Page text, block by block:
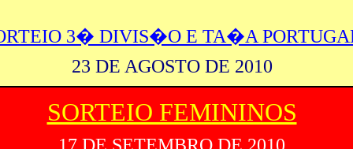
3� DIVIS�O E TA�A
23 DE AGOSTO DE 2010
SORTEIO FEMININOS